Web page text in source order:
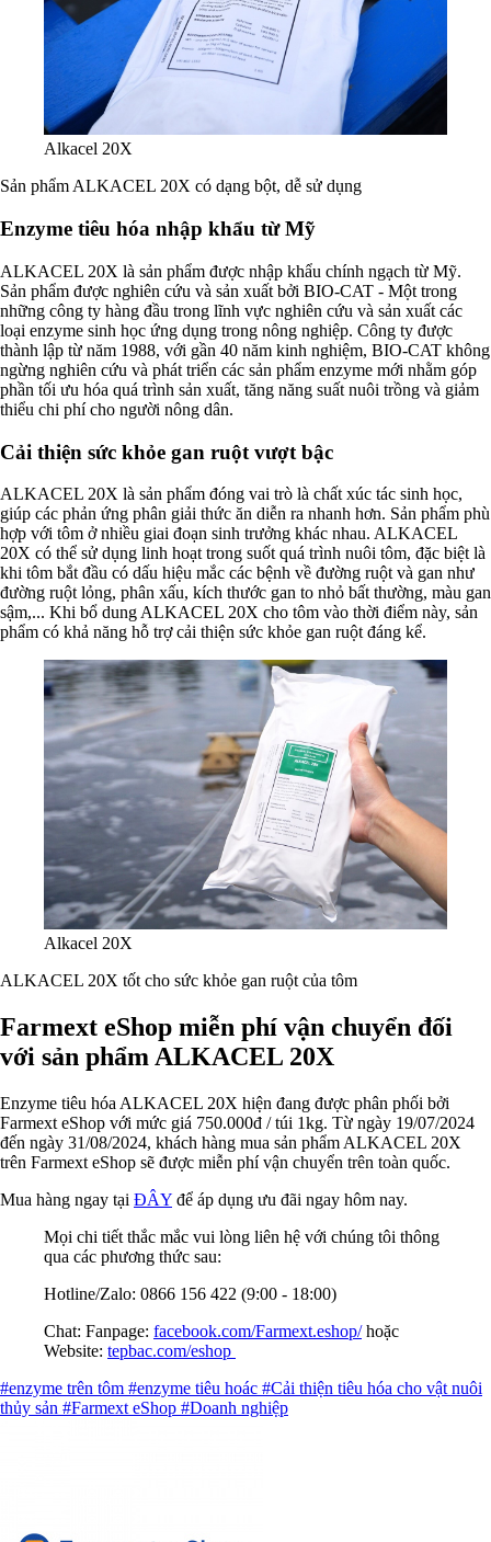
Alkacel 20X
Sản phẩm ALKACEL 20X có dạng bột, dễ sử dụng
Enzyme tiêu hóa nhập khẩu từ Mỹ
ALKACEL 20X là sản phẩm được nhập khẩu chính ngạch từ Mỹ.
Sản phẩm được nghiên cứu và sản xuất bởi BIO-CAT - Một trong
những công ty hàng đầu trong lĩnh vực nghiên cứu và sản xuất các
loại enzyme sinh học ứng dụng trong nông nghiệp. Công ty được
thành lập từ năm 1988, với gần 40 năm kinh nghiệm, BIO-CAT không
ngừng nghiên cứu và phát triển các sản phẩm enzyme mới nhằm góp
phần tối ưu hóa quá trình sản xuất, tăng năng suất nuôi trồng và giảm
thiểu chi phí cho người nông dân.
Cải thiện sức khỏe gan ruột vượt bậc
ALKACEL 20X là sản phẩm đóng vai trò là chất xúc tác sinh học,
giúp các phản ứng phân giải thức ăn diễn ra nhanh hơn. Sản phẩm phù
hợp với tôm ở nhiều giai đoạn sinh trưởng khác nhau. ALKACEL
20X có thể sử dụng linh hoạt trong suốt quá trình nuôi tôm, đặc biệt là
khi tôm bắt đầu có dấu hiệu mắc các bệnh về đường ruột và gan như
đường ruột lỏng, phân xấu, kích thước gan to nhỏ bất thường, màu gan
sậm,... Khi bổ dung ALKACEL 20X cho tôm vào thời điểm này, sản
phẩm có khả năng hỗ trợ cải thiện sức khỏe gan ruột đáng kể.
Alkacel 20X
ALKACEL 20X tốt cho sức khỏe gan ruột của tôm
Farmext eShop miễn phí vận chuyển đối
với sản phẩm ALKACEL 20X
Enzyme tiêu hóa ALKACEL 20X hiện đang được phân phối bởi
Farmext eShop với mức giá 750.000đ / túi 1kg. Từ ngày 19/07/2024
đến ngày 31/08/2024, khách hàng mua sản phẩm ALKACEL 20X
trên Farmext eShop sẽ được miễn phí vận chuyển trên toàn quốc.
Mua hàng ngay tại ĐÂY để áp dụng ưu đãi ngay hôm nay.
Mọi chi tiết thắc mắc vui lòng liên hệ với chúng tôi thông
qua các phương thức sau:
Hotline/Zalo: 0866 156 422 (9:00 - 18:00)
Chat: Fanpage: facebook.com/Farmext.eshop/hoặc
Website: tepbac.com/eshop
#enzyme trên tôm #enzyme tiêu hoác #Cải thiện tiêu hóa cho vật nuôi
thủy sản #Farmext eShop #Doanh nghiệp